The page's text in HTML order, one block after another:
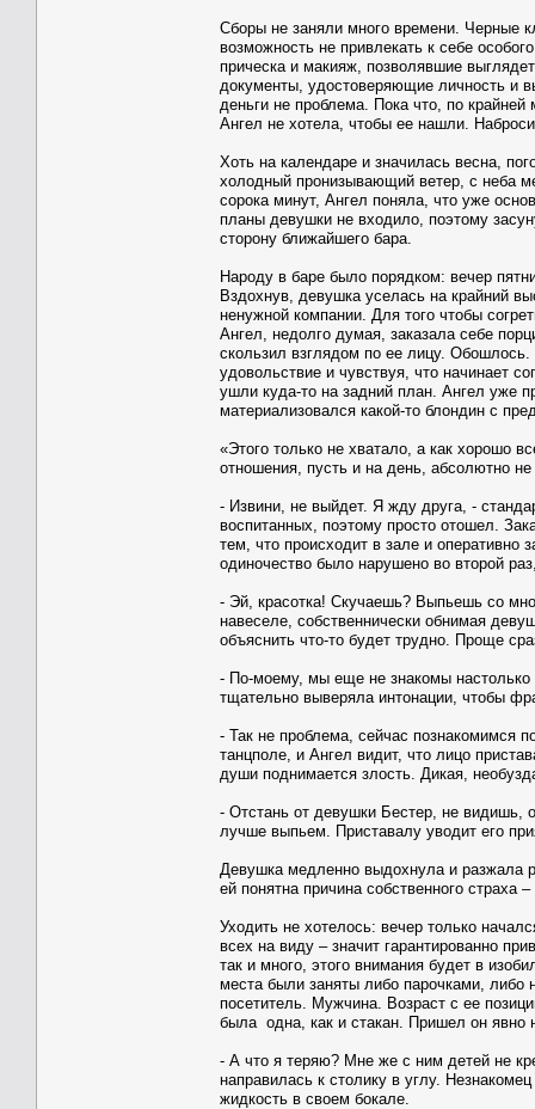
Сборы не заняли много времени. Черные
возможность не привлекать к себе
прическа и макияж, позволявшие
документы, удостоверяющие личность и
деньги не проблема. Пока что, по
Ангел не хотела, чтобы ее нашли.
Хоть на календаре и значилась весна,
холодный пронизывающий ветер, с неба
сорока минут, Ангел поняла, что уже
планы девушки не входило, поэтому
сторону ближайшего бара.
Народу в баре было порядком: вечер
Вздохнув, девушка уселась на крайний
ненужной компании. Для того чтобы
Ангел, недолго думая, заказала себе
скользил взглядом по ее лицу.
удовольствие и чувствуя, что начинает
ушли куда-то на задний план. Ангел уже
материализовался какой-то блондин с
«Этого только не хватало, а как хорошо
отношения, пусть и на день, абсолютно
- Извини, не выйдет. Я жду друга, -
воспитанных, поэтому просто отошел.
тем, что происходит в зале и оперативно
одиночество было нарушено во второй
- Эй, красотка! Скучаешь? Выпьешь со
навеселе, собственнически обнимая
объяснить что-то будет трудно. Проще
- По-моему, мы еще не знакомы настолько
тщательно выверяла интонации, чтобы
- Так не проблема, сейчас познакомимся
танцполе, и Ангел видит, что лицо
души поднимается злость. Дикая,
- Отстань от девушки Бестер, не видишь,
лучше выпьем. Приставалу уводит его
Девушка медленно выдохнула и разжала
ей понятна причина собственного
Уходить не хотелось: вечер только
всех на виду – значит гарантированно
так и много, этого внимания будет в
места были заняты либо парочками, либо
посетитель. Мужчина. Возраст с ее
была одна, как и стакан. Пришел он явно
- А что я теряю? Мне же с ним детей не
направилась к столику в углу.
жидкость в своем бокале.